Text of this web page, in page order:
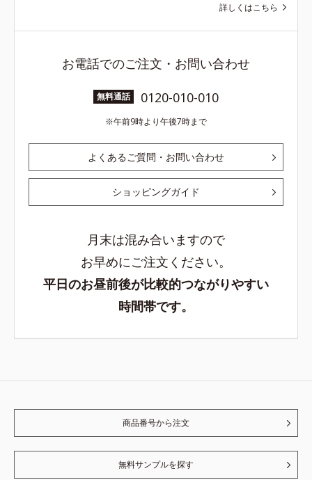
詳しくはこちら
お電話でのご注文・お問い合わせ
無料通話 0120-010-010
午前9時より午後7時まで
よくあるご質問・お問い合わせ
ショッピングガイド
月末は混み合いますので
お早めにご注文ください。
平日のお昼前後が比較的つながりやすい
時間帯です。
商品番号から注文
無料サンプルを探す